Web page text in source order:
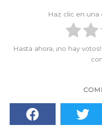
Haz clic en una
Hasta ahora, ¡no hay